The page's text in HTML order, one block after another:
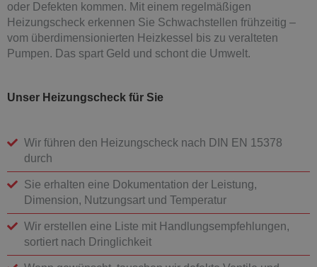
oder Defekten kommen. Mit einem regelmäßigen
Heizungscheck erkennen Sie Schwachstellen frühzeitig –
vom überdimensionierten Heizkessel bis zu veralteten
Pumpen. Das spart Geld und schont die Umwelt.
Unser Heizungscheck für Sie
Wir führen den Heizungscheck nach DIN EN 15378
durch
Sie erhalten eine Dokumentation der Leistung,
Dimension, Nutzungsart und Temperatur
Wir erstellen eine Liste mit Handlungsempfehlungen,
sortiert nach Dringlichkeit